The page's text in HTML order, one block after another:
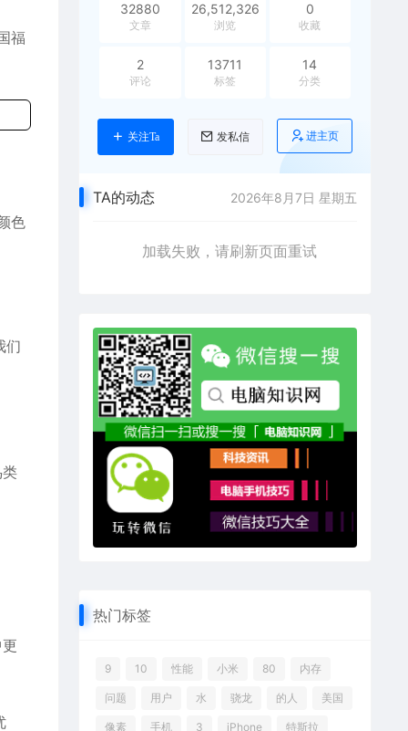
福
色
们
32880
文章
26,512,326
浏览
0
收藏
2
评论
13711
标签
14
分类
关注Ta 发私信 进主页
TA的动态 2026年8月7日 星期五
加载失败，请刷新页面重试
热门标签
9 10 性能 小米 80 内存
问题 用户 水 骁龙 的人 美国
像素 手机 3 iPhone 特斯拉